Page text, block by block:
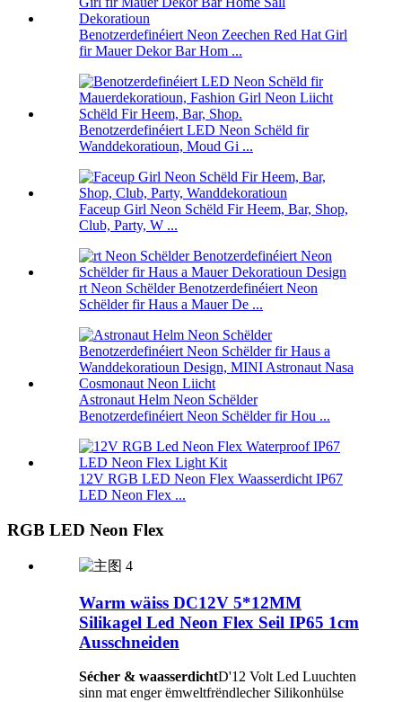
Benotzerdefinéiert Neon Zeechen Red Hat Girl
fir Mauer Dekor Bar Hom ...
Benotzerdefinéiert LED Neon Schëld fir
Wanddekoratioun, Moud Gi ...
Faceup Girl Neon Schëld Fir Heem, Bar, Shop,
Club, Party, W ...
rt Neon Schëlder Benotzerdefinéiert Neon
Schëlder fir Haus a Mauer De ...
Astronaut Helm Neon Schëlder
Benotzerdefinéiert Neon Schëlder fir Hou ...
12V RGB LED Neon Flex Waasserdicht IP67
LED Neon Flex ...
RGB LED Neon Flex
Warm wäiss DC12V 5*12MM
Silikagel Led Neon Flex Seil IP65 1cm
Ausschneiden
Sécher & waasserdichtD'12 Volt Led Luuchten
sinn mat enger ëmweltfrëndlecher Silikonhülse